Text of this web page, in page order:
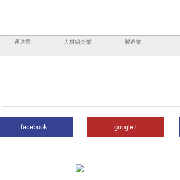
運送業 人材紹介業 製造業
facebook google+